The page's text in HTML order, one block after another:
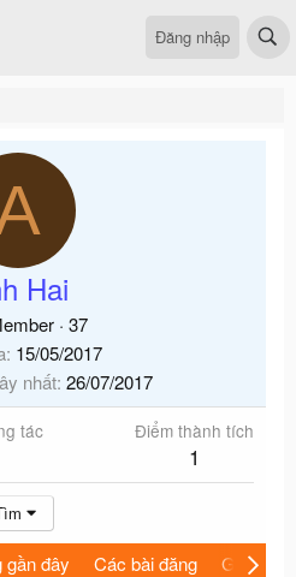
Đăng nhập
Hai
· 37
15/05/2017
nhất 26/07/2017
tác Điểm thành tích
1
gần đây Các bài đăng Giới thiệu